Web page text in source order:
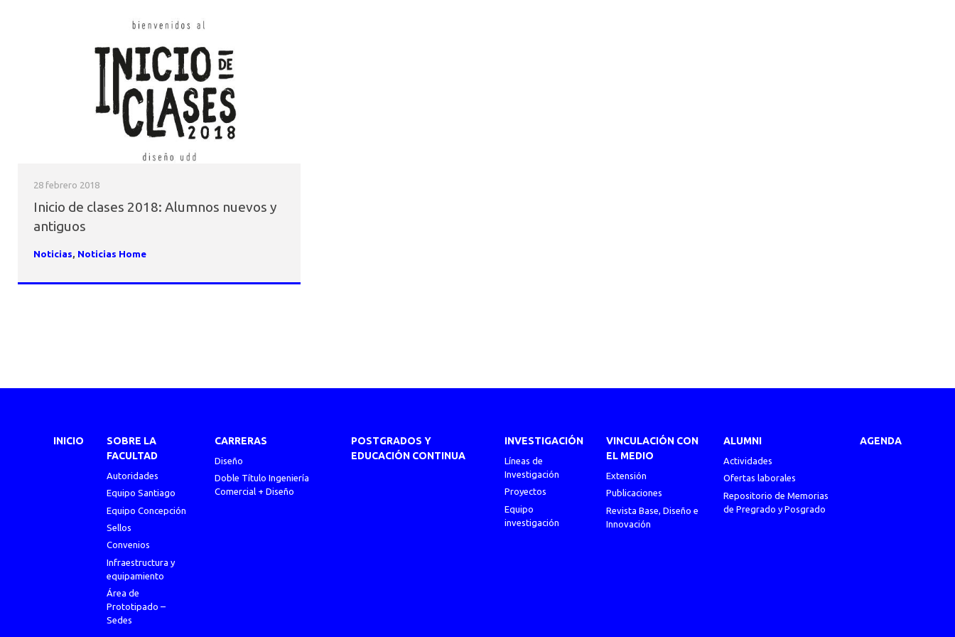
28 febrero 2018
Inicio de clases 2018: Alumnos nuevos y
antiguos
Noticias, Noticias Home
INICIO
SOBRE LA
FACULTAD
Autoridades
Equipo Santiago
Equipo Concepción
Sellos
Convenios
Infraestructura y
equipamiento
Área de
Prototipado –
Sedes
CARRERAS
Diseño
Doble Título Ingeniería
Comercial + Diseño
POSTGRADOS Y
EDUCACIÓN CONTINUA
INVESTIGACIÓN
Líneas de
Investigación
Proyectos
Equipo
investigación
VINCULACIÓN CON
EL MEDIO
Extensión
Publicaciones
Revista Base, Diseño e
Innovación
ALUMNI
Actividades
Ofertas laborales
Repositorio de Memorias
de Pregrado y Posgrado
AGENDA